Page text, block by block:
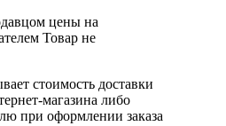
цены на
Товар не
стоимость доставки
магазина либо
при оформлении заказа